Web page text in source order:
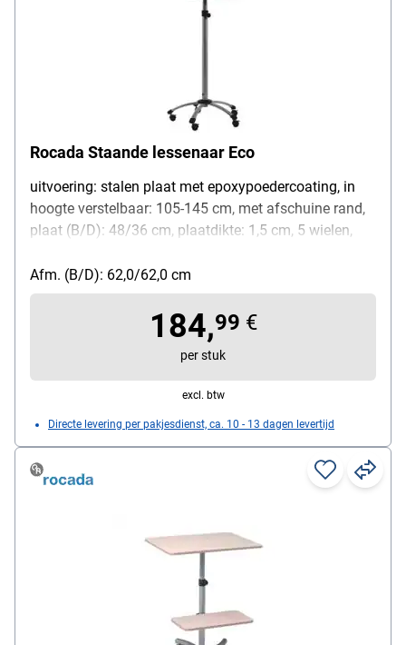
Rocada Staande lessenaar Eco
uitvoering: stalen plaat met epoxypoedercoating, in
hoogte verstelbaar: 105-145 cm, met afschuine rand,
plaat (B/D): 48/36 cm, plaatdikte: 1,5 cm, 5 wielen,
Afm. (B/D): 62,0/62,0 cm
184,99 €
per stuk
excl. btw
Directe levering per pakjesdienst, ca. 10 - 13 dagen levertijd